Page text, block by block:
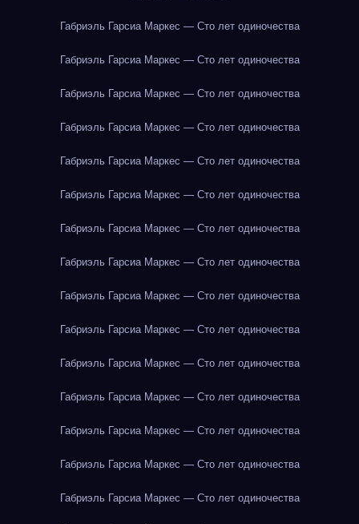
Габриэль Гарсиа Маркес — Сто лет одиночества
Габриэль Гарсиа Маркес — Сто лет одиночества
Габриэль Гарсиа Маркес — Сто лет одиночества
Габриэль Гарсиа Маркес — Сто лет одиночества
Габриэль Гарсиа Маркес — Сто лет одиночества
Габриэль Гарсиа Маркес — Сто лет одиночества
Габриэль Гарсиа Маркес — Сто лет одиночества
Габриэль Гарсиа Маркес — Сто лет одиночества
Габриэль Гарсиа Маркес — Сто лет одиночества
Габриэль Гарсиа Маркес — Сто лет одиночества
Габриэль Гарсиа Маркес — Сто лет одиночества
Габриэль Гарсиа Маркес — Сто лет одиночества
Габриэль Гарсиа Маркес — Сто лет одиночества
Габриэль Гарсиа Маркес — Сто лет одиночества
Габриэль Гарсиа Маркес — Сто лет одиночества